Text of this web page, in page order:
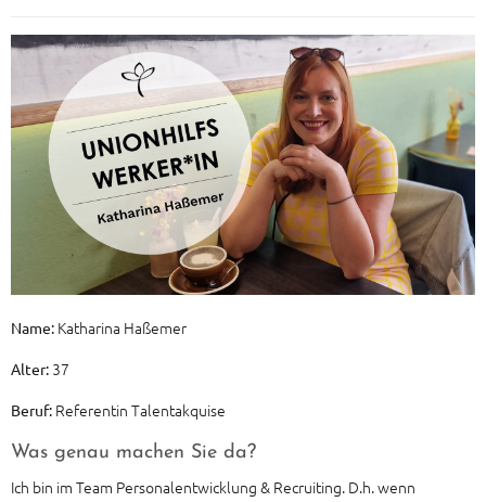
Name: Katharina Haßemer
Alter: 37
Beruf: Referentin Talentakquise
Was genau machen Sie da?
Ich bin im Team Personalentwicklung & Recruiting. D.h. wenn